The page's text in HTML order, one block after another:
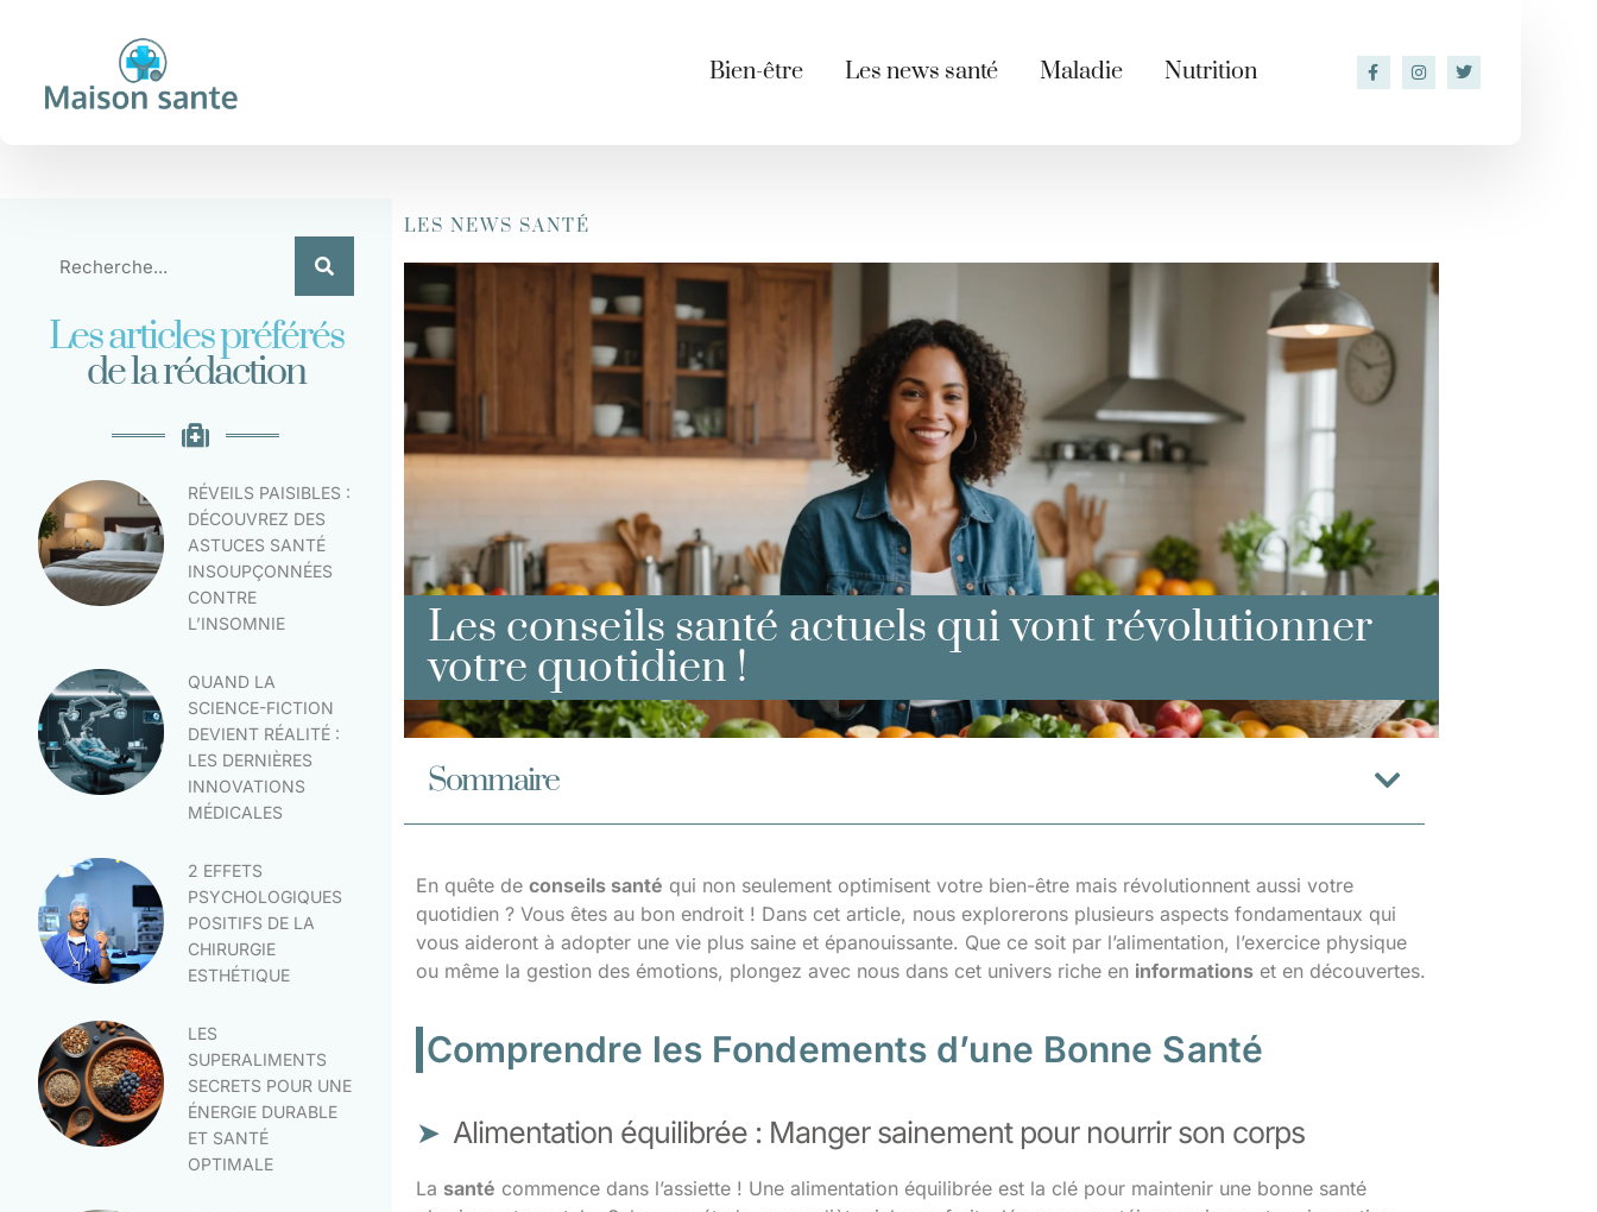
Bien-être Les news santé Maladie Nutrition
Les articles préférés
de la rédaction
RÉVEILS PAISIBLES :
DÉCOUVREZ DES
ASTUCES SANTÉ
INSOUPÇONNÉES
CONTRE
L’INSOMNIE
QUAND LA
SCIENCE-FICTION
DEVIENT RÉALITÉ :
LES DERNIÈRES
INNOVATIONS
MÉDICALES
2 EFFETS
PSYCHOLOGIQUES
POSITIFS DE LA
CHIRURGIE
ESTHÉTIQUE
LES
SUPERALIMENTS
SECRETS POUR UNE
ÉNERGIE DURABLE
ET SANTÉ
OPTIMALE
LES NEWS SANTÉ
Les conseils santé actuels qui vont révolutionner
votre quotidien !
Sommaire
En quête de conseils santé qui non seulement optimisent votre bien-être mais révolutionnent aussi votre
quotidien ? Vous êtes au bon endroit ! Dans cet article, nous explorerons plusieurs aspects fondamentaux qui
vous aideront à adopter une vie plus saine et épanouissante. Que ce soit par l’alimentation, l’exercice physique
ou même la gestion des émotions, plongez avec nous dans cet univers riche en informationset en découvertes.
Comprendre les Fondements d’une Bonne Santé
Alimentation équilibrée : Manger sainement pour nourrir son corps
La santé commence dans l’assiette ! Une alimentation équilibrée est la clé pour maintenir une bonne santé